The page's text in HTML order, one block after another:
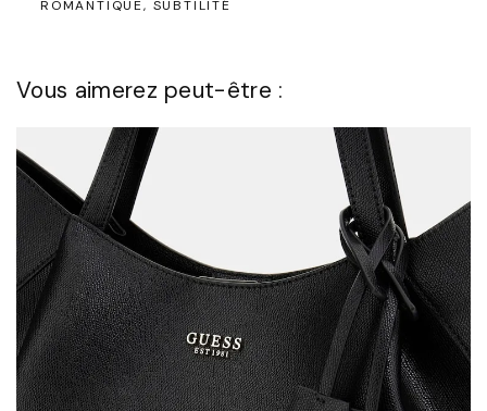
ROMANTIQUE SUBTILITÉ
Vous aimerez peut-être :